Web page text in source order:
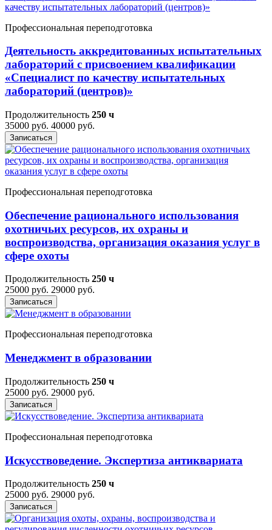
Профессиональная переподготовка
Деятельность аккредитованных испытательных
лабораторий с присвоением квалификации
«Специалист по качеству испытательных
лабораторий (центров)»
Продолжительность 250 ч
35000 руб. 40000 руб.
Записаться
Профессиональная переподготовка
Обеспечение рационального использования
охотничьих ресурсов, их охраны и
воспроизводства, организация оказания услуг в
сфере охоты
Продолжительность 250 ч
25000 руб. 29000 руб.
Записаться
Профессиональная переподготовка
Менеджмент в образовании
Продолжительность 250 ч
25000 руб. 29000 руб.
Записаться
Профессиональная переподготовка
Искусствоведение. Экспертиза антиквариата
Продолжительность 250 ч
25000 руб. 29000 руб.
Записаться